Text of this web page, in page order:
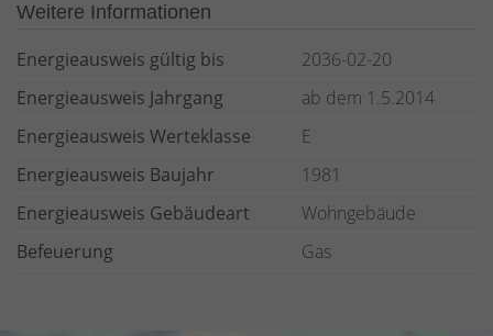
Weitere Informationen
Energieausweis gültig bis
2036-02-20
Energieausweis Jahrgang
ab dem 1.5.2014
Energieausweis Werteklasse
E
Energieausweis Baujahr
1981
Energieausweis Gebäudeart
Wohngebäude
Befeuerung
Gas